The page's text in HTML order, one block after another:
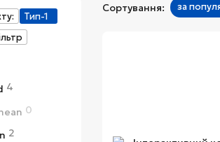
Сортування: за
Тип-1
4
0
2